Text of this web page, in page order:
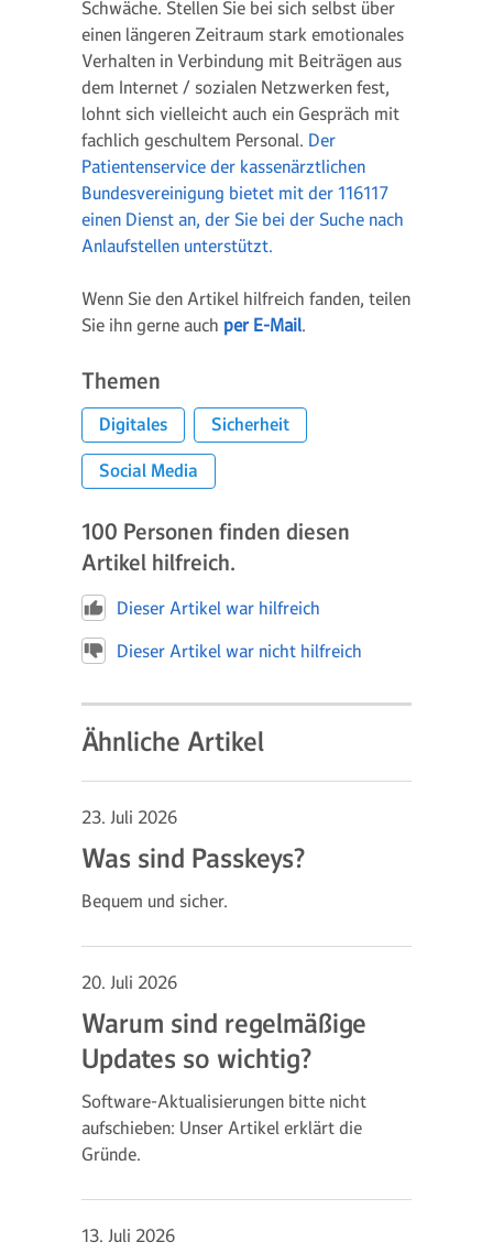
Schwäche. Stellen Sie bei sich selbst über
einen längeren Zeitraum stark emotionales
Verhalten in Verbindung mit Beiträgen aus
dem Internet / sozialen Netzwerken fest,
lohnt sich vielleicht auch ein Gespräch mit
fachlich geschultem Personal. Der
Patientenservice der kassenärztlichen
Bundesvereinigung bietet mit der 116117
einen Dienst an, der Sie bei der Suche nach
Anlaufstellen unterstützt.
Wenn Sie den Artikel hilfreich fanden, teilen
Sie ihn gerne auch per E-Mail.
Themen
Digitales
Sicherheit
Social Media
100 Personen finden diesen
Artikel hilfreich.
Dieser Artikel war hilfreich
Dieser Artikel war nicht hilfreich
Ähnliche Artikel
23. Juli 2026
Was sind Passkeys?
Bequem und sicher.
20. Juli 2026
Warum sind regelmäßige
Updates so wichtig?
Software-Aktualisierungen bitte nicht
aufschieben: Unser Artikel erklärt die
Gründe.
13. Juli 2026